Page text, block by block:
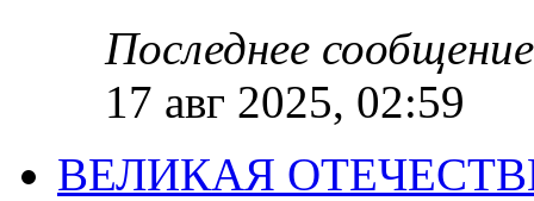
Последнее сообщение
17 авг 2025, 02:59
ВЕЛИКАЯ